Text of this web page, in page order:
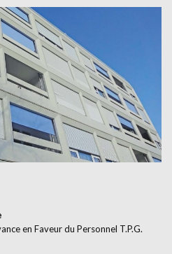
en Faveur du Personnel T.P.G.